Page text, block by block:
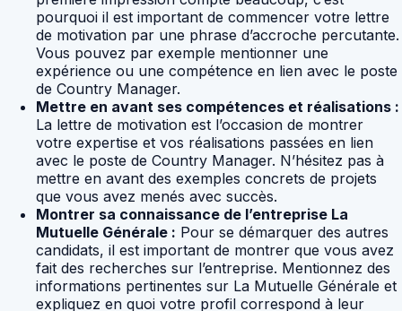
pourquoi il est important de commencer votre lettre
de motivation par une phrase d’accroche percutante.
Vous pouvez par exemple mentionner une
expérience ou une compétence en lien avec le poste
de Country Manager.
Mettre en avant ses compétences et réalisations :
La lettre de motivation est l’occasion de montrer
votre expertise et vos réalisations passées en lien
avec le poste de Country Manager. N’hésitez pas à
mettre en avant des exemples concrets de projets
que vous avez menés avec succès.
Montrer sa connaissance de l’entreprise La
Mutuelle Générale : Pour se démarquer des autres
candidats, il est important de montrer que vous avez
fait des recherches sur l’entreprise. Mentionnez des
informations pertinentes sur La Mutuelle Générale et
expliquez en quoi votre profil correspond à leur